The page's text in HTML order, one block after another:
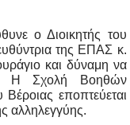
ο Διοικητής του
της ΕΠΑΣ κ.
και δύναμη να
. Η Σχολή Βοηθών
εποπτεύεται
αλληλεγγύης.